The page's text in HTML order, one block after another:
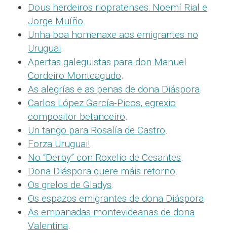
Dous herdeiros riopratenses: Noemí Rial e
Jorge Muíño.
Unha boa homenaxe aos emigrantes no
Uruguai.
Apertas galeguistas para don Manuel
Cordeiro Monteagudo.
As alegrías e as penas de dona Diáspora.
Carlos López García-Picos, egrexio
compositor betanceiro.
Un tango para Rosalía de Castro.
Forza Uruguai!.
No “Derby” con Roxelio de Cesantes.
Dona Diáspora quere máis retorno.
Os grelos de Gladys.
Os espazos emigrantes de dona Diáspora.
As empanadas montevideanas de dona
Valentina.